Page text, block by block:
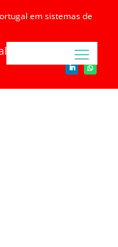
em sistemas de